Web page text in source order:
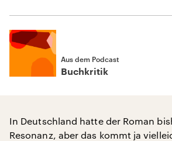
Aus dem Podcast
Buchkritik
In Deutschland hatte der Roman
Resonanz, aber das kommt ja